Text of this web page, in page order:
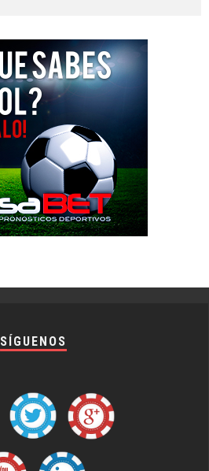
SÍGUENOS